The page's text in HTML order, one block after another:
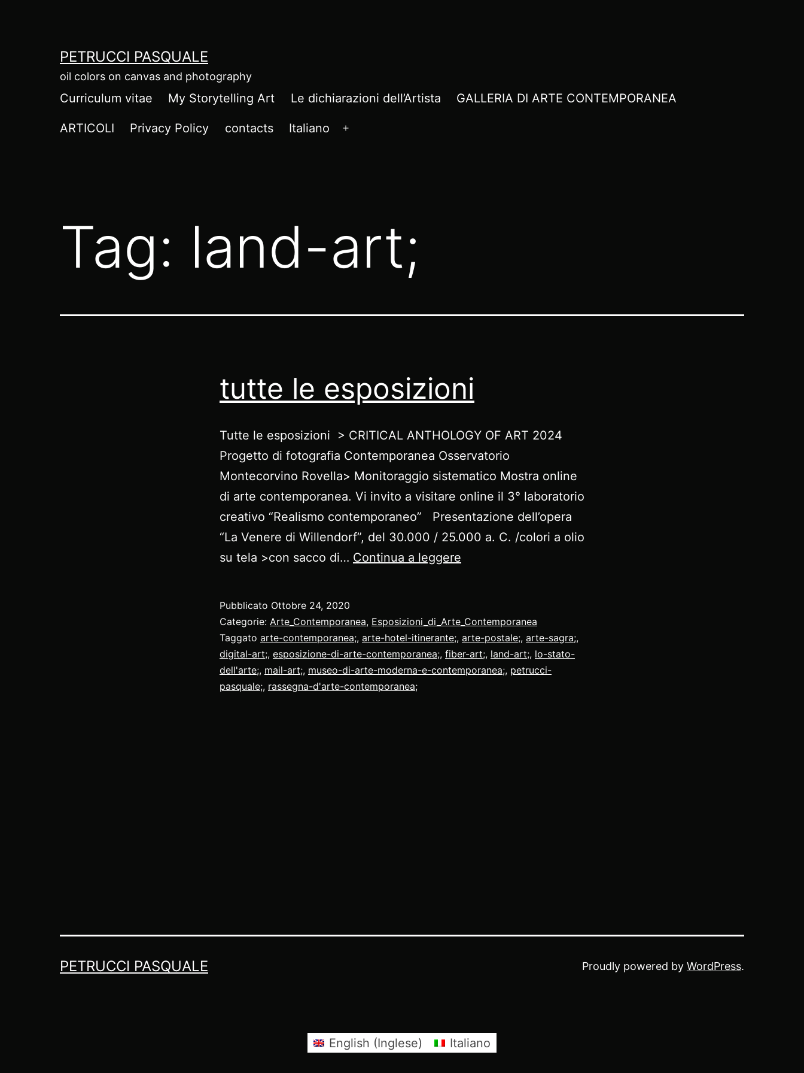
PETRUCCI PASQUALE
oil colors on canvas and photography
Curriculum vitae My Storytelling Art Le dichiarazioni dell’Artista GALLERIA DI ARTE CONTEMPORANEA
ARTICOLI Privacy Policy contacts Italiano
Tag: land-art;
tutte le esposizioni
Tutte le esposizioni > CRITICAL ANTHOLOGY OF ART 2024
Progetto di fotografia Contemporanea Osservatorio
Montecorvino Rovella> Monitoraggio sistematico Mostra online
di arte contemporanea. Vi invito a visitare online il 3° laboratorio
creativo “Realismo contemporaneo” Presentazione dell’opera
“La Venere di Willendorf”, del 30.000 / 25.000 a. C. /colori a olio
su tela >con sacco di… Continua a leggere
Pubblicato Ottobre 24, 2020
Categorie: Arte_Contemporanea, Esposizioni_di_Arte_Contemporanea
Taggato arte-contemporanea;, arte-hotel-itinerante;, arte-postale;, arte-sagra;,
digital-art;, esposizione-di-arte-contemporanea;, fiber-art;, land-art;, lo-stato-
dell'arte;, mail-art;, museo-di-arte-moderna-e-contemporanea;, petrucci-
pasquale;, rassegna-d'arte-contemporanea;
PETRUCCI PASQUALE Proudly powered by WordPress.
English (Inglese) Italiano